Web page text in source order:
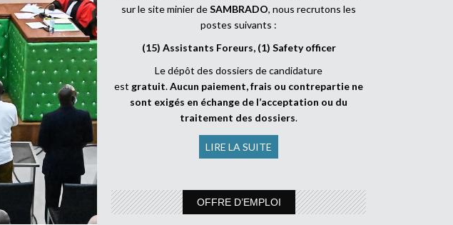
sur le site minier deSAMBRADO, nous recrutons les
postes suivants :
(15) Assistants Foreurs, (1) Safety officer
Le dépôt des dossiers de candidature
est gratuit.Aucun paiement, frais ou contrepartie ne
sont exigés en échange de l’acceptation ou du
traitement des dossiers.
LIRE LA SUITE
OFFRE D’EMPLOI